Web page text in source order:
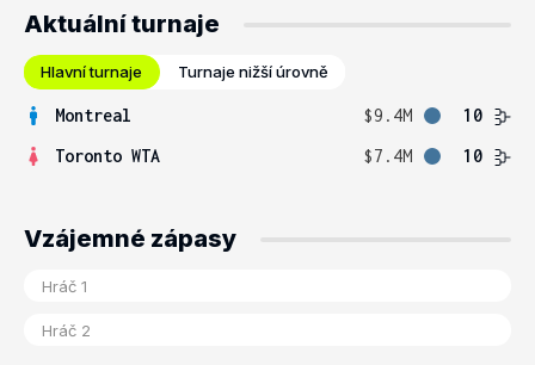
Aktuální turnaje
Hlavní turnaje Turnaje nižší úrovně
Montreal $9.4M
10
Toronto WTA
$7.4M 10
Vzájemné zápasy